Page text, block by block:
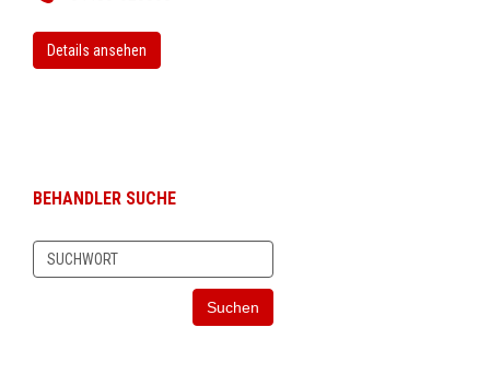
Details ansehen
BEHANDLER SUCHE
Suchen